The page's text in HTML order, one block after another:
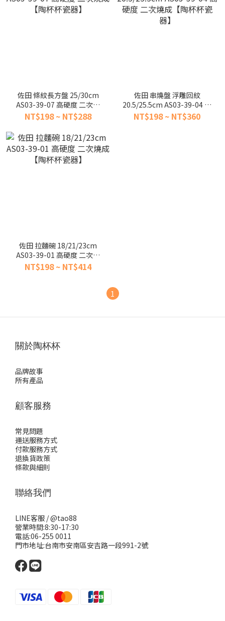
佐田 條紋長方盤 25/30cm
AS03-39-07 高硬度 二次燒
成【陶杯杯瓷器】
NT$198 ~ NT$288
佐田 串燒盤 浮雕回紋
20.5/25.5cm AS03-39-04 高
硬度 二次燒成【陶杯杯瓷
NT$198 ~ NT$360
佐田 拉麵碗 18/21/23cm
AS03-39-01 高硬度 二次燒
成【陶杯杯瓷器】
NT$198 ~ NT$414
1
關於陶杯杯
品牌故事
所有產品
顧客服務
常見問題
運送服務方式
付款服務方式
退換貨政策
條款與細則
聯絡我們
LINE客服 /@tao88
營業時間:8:30-17:30
電話:06-255 0011
門市地址:台南市安南區安吉路一段991-2號